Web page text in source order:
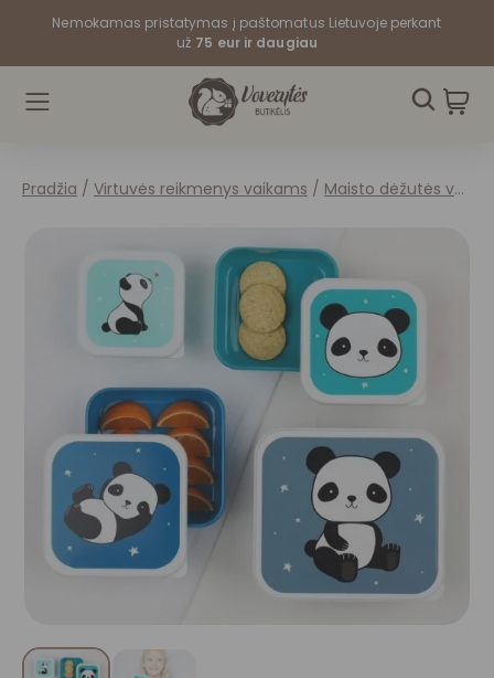
Nemokamas pristatymas į paštomatus Lietuvoje perkant
už 75 eur ir daugiau
Pradžia / Virtuvės reikmenys vaikams / Maisto dėžutės vaikams